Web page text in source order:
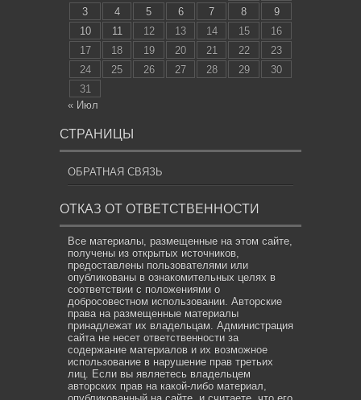
3
4 5 6 7 8
9
10
11 12 13 14 15
16
17
18 19 20 21 22
23
24
25 26 27 28 29
30
31
« Июл
СТРАНИЦЫ
ОБРАТНАЯ СВЯЗЬ
ОТКАЗ ОТ ОТВЕТСТВЕННОСТИ
Все материалы, размещенные на этом сайте,
получены из открытых источников,
предоставлены пользователями или
опубликованы в ознакомительных целях в
соответствии с положениями о
добросовестном использовании. Авторские
права на размещенные материалы
принадлежат их владельцам. Администрация
сайта не несет ответственности за
содержание материалов и их возможное
использование в нарушение прав третьих
лиц. Если вы являетесь владельцем
авторских прав на какой-либо материал,